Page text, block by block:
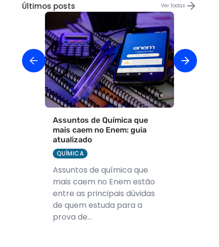
Últimos posts Ver todas
Assuntos de Química que
mais caem no Enem: guia
atualizado
QUÍMICA
Assuntos de química que
mais caem no Enem estão
entre as principais dúvidas
de quem estuda para a
prova de...